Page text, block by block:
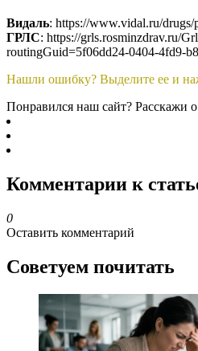
Видаль: https://www.vidal.ru/
ГРЛС: https://grls.rosminzdrav.ru/
routingGuid=5f06dd24-0404-4fd9-
Нашли ошибку? Выделите ее и
Понравился наш сайт? Расскажи
Комментарии к
0
Оставить комментарий
Советуем почитать